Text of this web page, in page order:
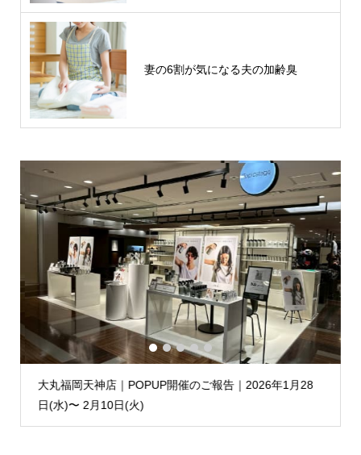
妻の6割が気になる夫の加齢臭
大丸福岡天神店｜POPUP開催のご報告｜2026年1月28
日(水)〜 2月10日(火)
1 2 3 4 5